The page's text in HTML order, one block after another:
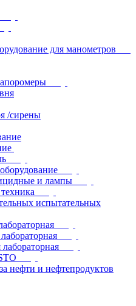
для манометров
/сирены
и лампы
испытательных
нефти и нефтепродуктов